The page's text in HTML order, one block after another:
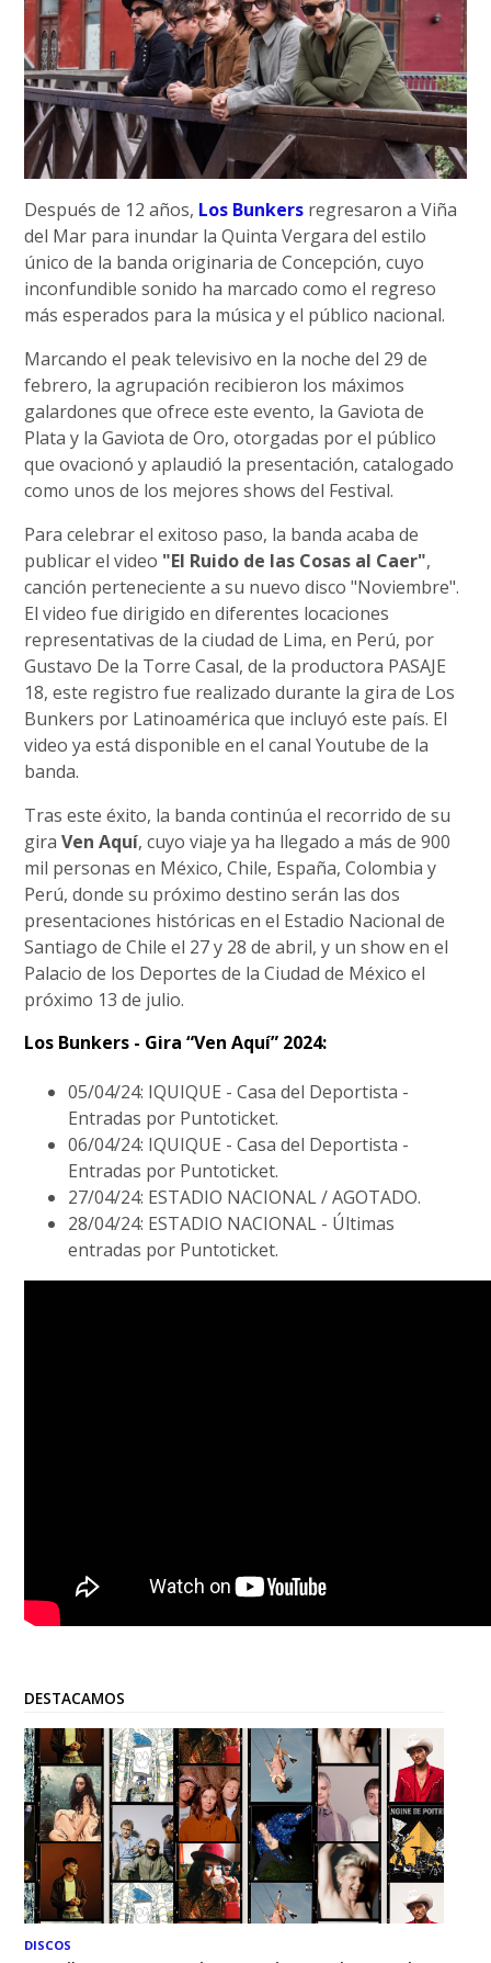
Después de 12 años, Los Bunkers regresaron a Viña
del Mar para inundar la Quinta Vergara del estilo
único de la banda originaria de Concepción, cuyo
inconfundible sonido ha marcado como el regreso
más esperados para la música y el público nacional.
Marcando el peak televisivo en la noche del 29 de
febrero, la agrupación recibieron los máximos
galardones que ofrece este evento, la Gaviota de
Plata y la Gaviota de Oro, otorgadas por el público
que ovacionó y aplaudió la presentación, catalogado
como unos de los mejores shows del Festival.
Para celebrar el exitoso paso, la banda acaba de
publicar el video "El Ruido de las Cosas al Caer",
canción perteneciente a su nuevo disco "Noviembre".
El video fue dirigido en diferentes locaciones
representativas de la ciudad de Lima, en Perú, por
Gustavo De la Torre Casal, de la productora PASAJE
18, este registro fue realizado durante la gira de Los
Bunkers por Latinoamérica que incluyó este país. El
video ya está disponible en el canal Youtube de la
banda.
Tras este éxito, la banda continúa el recorrido de su
giraVen Aquí, cuyo viaje ya ha llegado a más de 900
mil personas en México, Chile, España, Colombia y
Perú, donde su próximo destino serán las dos
presentaciones históricas en el Estadio Nacional de
Santiago de Chile el 27 y 28 de abril, y un show en el
Palacio de los Deportes de la Ciudad de México el
próximo 13 de julio.
Los Bunkers - Gira “Ven Aquí” 2024:
05/04/24: IQUIQUE - Casa del Deportista -
Entradas por Puntoticket.
06/04/24: IQUIQUE - Casa del Deportista -
Entradas por Puntoticket.
27/04/24: ESTADIO NACIONAL / AGOTADO.
28/04/24: ESTADIO NACIONAL - Últimas
entradas por Puntoticket.
DESTACAMOS
DISCOS